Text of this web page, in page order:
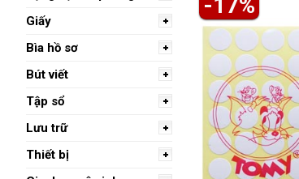
Giấy
Bìa hồ sơ
Bút viết
Tập sổ
Lưu trữ
Thiết bị
-17%